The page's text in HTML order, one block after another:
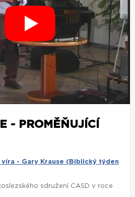
- PROMĚŇUJÍCÍ
víra - Gary Krause (Biblický týden
sdružení CASD v roce